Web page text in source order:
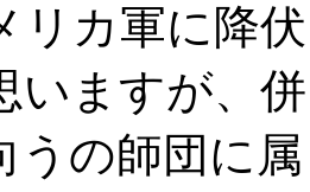
リカ軍に降
いますが、
うの師団に